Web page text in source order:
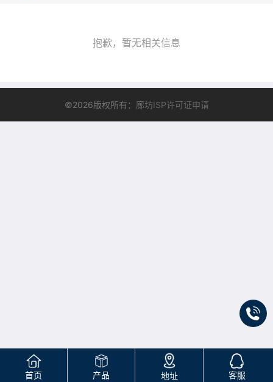
抱歉，暂无相关信息
©2026版权所有： 廊坊ISP许可证申请
首页 产品 地址 客服